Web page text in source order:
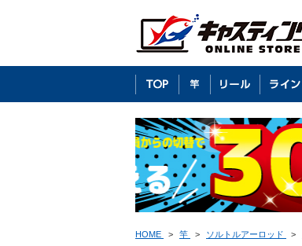
HOME > 竿 > ソルトルアーロッド >